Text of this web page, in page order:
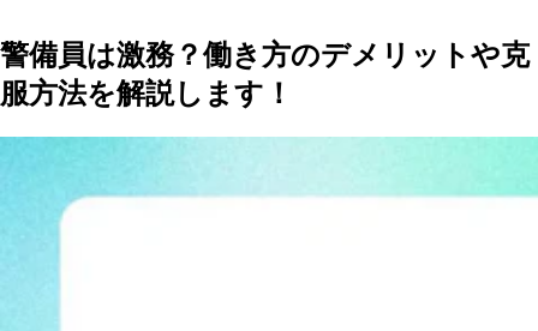
警備員は激務？働き方のデメリットや克
服方法を解説します！